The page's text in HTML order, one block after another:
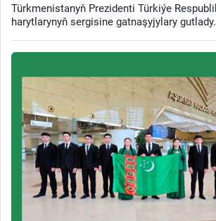
Türkmenistanyň Prezidenti Türkiýe
harytlarynyň sergisine gatnaşyjylary gutlady.